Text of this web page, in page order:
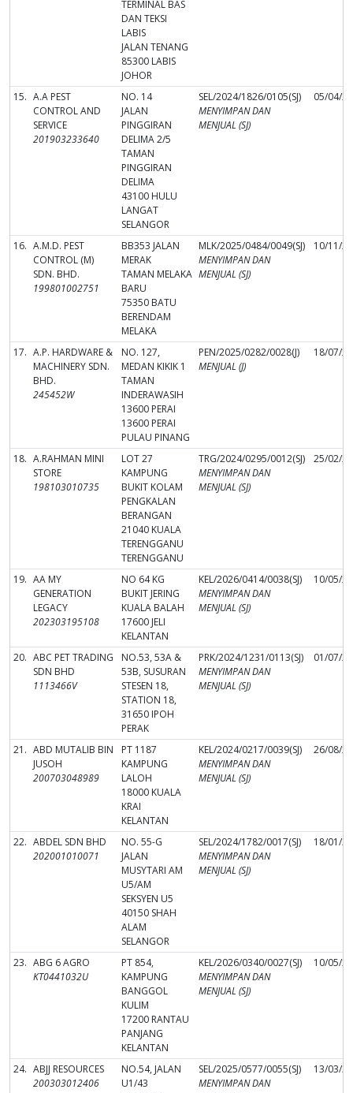
TERMINAL BAS
DAN TEKSI
LABIS
JALAN TENANG
85300 LABIS
JOHOR
15. A.A PEST
CONTROL AND
SERVICE
201903233640
NO. 14
JALAN
PINGGIRAN
DELIMA 2/5
TAMAN
PINGGIRAN
DELIMA
43100 HULU
LANGAT
SELANGOR
SEL/2024/1826/0105(SJ)
MENYIMPAN DAN
MENJUAL (SJ)
05/04/
16. A.M.D. PEST
CONTROL (M)
SDN. BHD.
199801002751
BB353 JALAN
MERAK
TAMAN MELAKA
BARU
75350 BATU
BERENDAM
MELAKA
MLK/2025/0484/0049(SJ)
MENYIMPAN DAN
MENJUAL (SJ)
10/11/
17. A.P. HARDWARE &
MACHINERY SDN.
BHD.
245452W
NO. 127,
MEDAN KIKIK 1
TAMAN
INDERAWASIH
13600 PERAI
13600 PERAI
PULAU PINANG
PEN/2025/0282/0028(J)
MENJUAL (J)
18/07/
18. A.RAHMAN MINI
STORE
198103010735
LOT 27
KAMPUNG
BUKIT KOLAM
PENGKALAN
BERANGAN
21040 KUALA
TERENGGANU
TERENGGANU
TRG/2024/0295/0012(SJ)
MENYIMPAN DAN
MENJUAL (SJ)
25/02/
19. AA MY
GENERATION
LEGACY
202303195108
NO 64 KG
BUKIT JERING
KUALA BALAH
17600 JELI
KELANTAN
KEL/2026/0414/0038(SJ)
MENYIMPAN DAN
MENJUAL (SJ)
10/05/
20. ABC PET TRADING
SDN BHD
1113466V
NO.53, 53A &
53B, SUSURAN
STESEN 18,
STATION 18,
31650 IPOH
PERAK
PRK/2024/1231/0113(SJ)
MENYIMPAN DAN
MENJUAL (SJ)
01/07/
21. ABD MUTALIB BIN
JUSOH
200703048989
PT 1187
KAMPUNG
LALOH
18000 KUALA
KRAI
KELANTAN
KEL/2024/0217/0039(SJ)
MENYIMPAN DAN
MENJUAL (SJ)
26/08/
22. ABDEL SDN BHD
202001010071
NO. 55-G
JALAN
MUSYTARI AM
U5/AM
SEKSYEN U5
40150 SHAH
ALAM
SELANGOR
SEL/2024/1782/0017(SJ)
MENYIMPAN DAN
MENJUAL (SJ)
18/01/
23. ABG 6 AGRO
KT0441032U
PT 854,
KAMPUNG
BANGGOL
KULIM
17200 RANTAU
PANJANG
KELANTAN
KEL/2026/0340/0027(SJ)
MENYIMPAN DAN
MENJUAL (SJ)
10/05/
24. ABJJ RESOURCES
200303012406
NO.54, JALAN
U1/43
SEL/2025/0577/0055(SJ)
MENYIMPAN DAN
13/03/